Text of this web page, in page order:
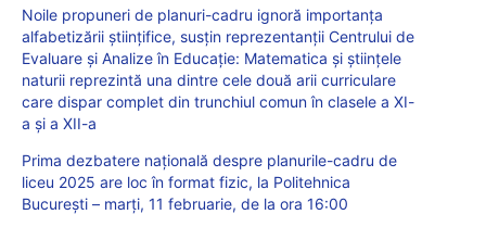
Noile propuneri de planuri-cadru ignoră importanța
alfabetizării științifice, susțin reprezentanții Centrului de
Evaluare și Analize în Educație: Matematica și științele
naturii reprezintă una dintre cele două arii curriculare
care dispar complet din trunchiul comun în clasele a XI-
a și a XII-a
Prima dezbatere națională despre planurile-cadru de
liceu 2025 are loc în format fizic, la Politehnica
București – marți, 11 februarie, de la ora 16:00